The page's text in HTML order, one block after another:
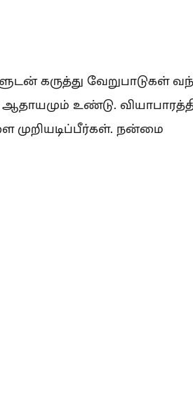
கருத்து வேறுபாடுகள்
உண்டு.
முறியடிப்பீர்கள். நன்மை